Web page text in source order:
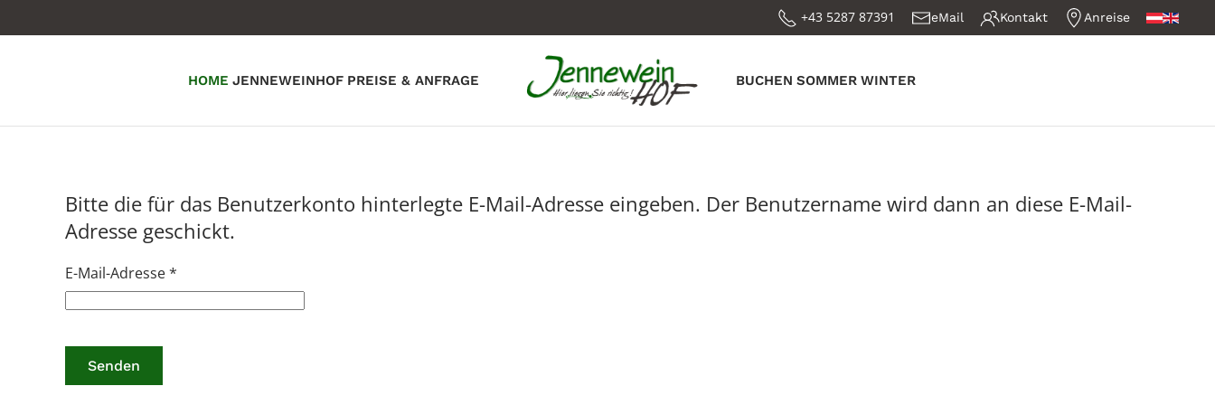
+43 5287 87391 eMail Kontakt Anreise
HOME JENNEWEINHOF PREISE & ANFRAGE BUCHEN SOMMER WINTER
Bitte die für das Benutzerkonto hinterlegte E-Mail-Adresse eingeben. Der Benutzername wird dann an diese E-Mail-
Adresse geschickt.
E-Mail-Adresse*
Senden